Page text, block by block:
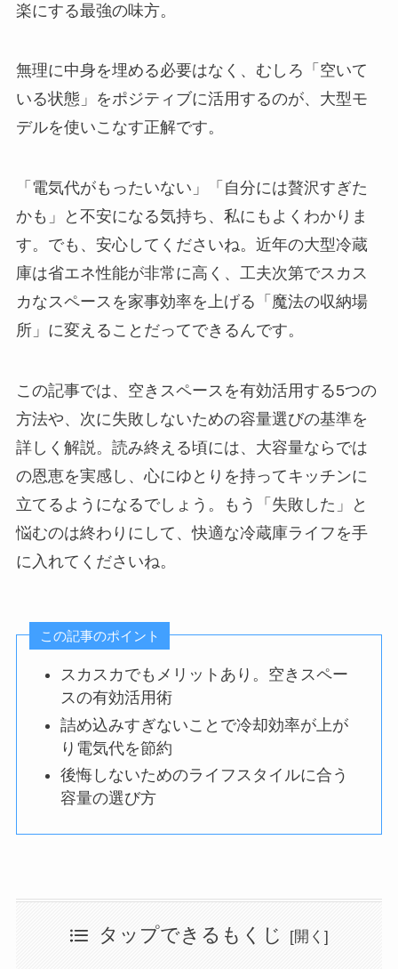
楽にする最強の味方。
無理に中身を埋める必要はなく、むしろ「空いて
いる状態」をポジティブに活用するのが、大型モ
デルを使いこなす正解です。
「電気代がもったいない」「自分には贅沢すぎた
かも」と不安になる気持ち、私にもよくわかりま
す。でも、安心してくださいね。近年の大型冷蔵
庫は省エネ性能が非常に高く、工夫次第でスカス
カなスペースを家事効率を上げる「魔法の収納場
所」に変えることだってできるんです。
この記事では、空きスペースを有効活用する5つの
方法や、次に失敗しないための容量選びの基準を
詳しく解説。読み終える頃には、大容量ならでは
の恩恵を実感し、心にゆとりを持ってキッチンに
立てるようになるでしょう。もう「失敗した」と
悩むのは終わりにして、快適な冷蔵庫ライフを手
に入れてくださいね。
この記事のポイント
スカスカでもメリットあり。空きスペー
スの有効活用術
詰め込みすぎないことで冷却効率が上が
り電気代を節約
後悔しないためのライフスタイルに合う
容量の選び方
タップできるもくじ